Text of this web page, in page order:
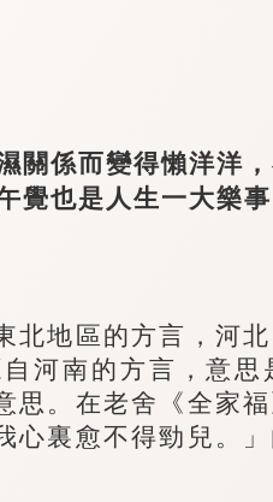
係而變得懶洋洋，
覺也是人生一大樂
地區的方言，河北
河南的方言，意思
思。在老舍《全家
心裏愈不得勁兒。